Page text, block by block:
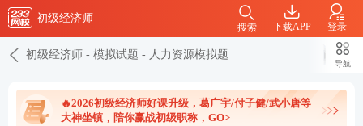
初级经济师
下载APP 登录
搜索
初级经济师 - 模拟试题 - 人力资源模拟题
导航
🔥2026初级经济师好课升级，葛广宇/付子健/武小唐等
大神坐镇，陪你赢战初级职称，GO>